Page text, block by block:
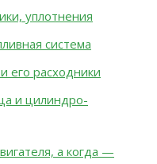
уплотнения
система
его расходники
и цилиндро-
а когда —